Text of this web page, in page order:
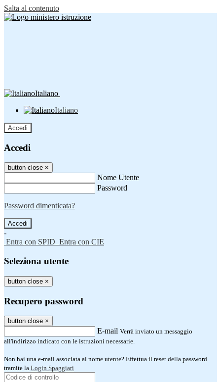
Salta al contenuto
Italiano
Italiano
Accedi
Accedi
button close ×
Nome Utente
Password
Password dimenticata?
-
Entra con SPID Entra con CIE
Seleziona utente
button close ×
Recupero password
button close ×
E-mail Verrà inviato un messaggio
all'indirizzo indicato con le istruzioni necessarie.
Non hai una e-mail associata al nome utente? Effettua il reset della password
tramite la Login Spaggiari